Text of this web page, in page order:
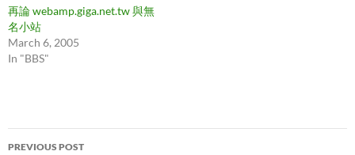
再論 webamp.giga.net.tw 與無
名小站
March 6, 2005
In "BBS"
Post
PREVIOUS POST